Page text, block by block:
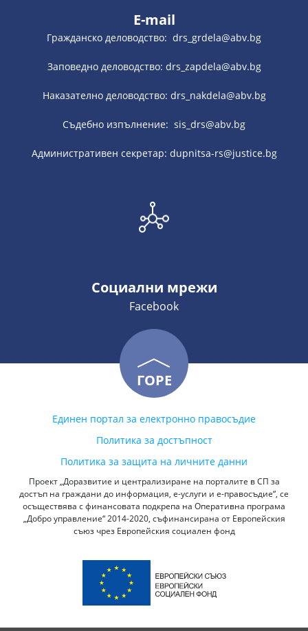
E-mail
Гражданско деловодство: drs_grdela@abv.bg
Заповедно деловодство: drs_zapdela@abv.bg
Наказателно деловодство: drs_nakdela@abv.bg
Съдебно изпълнение: sis_drs@abv.bg
Административен секретар: dupnitsa-rs@justice.bg
Социални мрежи
Facebook
ГОРЕ
Единен портал за електронно правосъдие
Политика за достъпност
Политика за защита на личните данни
Проект „Доразвитие и централизиране на порталите в СП за
достъп на граждани до информация, е-услуги и е-правосъдие“, се
осъществява с финансовата подкрепа на Оперативна програма
„Добро управление“ 2014-2020, съфинансирана от Европейския
съюз чрез Европейския социален фонд